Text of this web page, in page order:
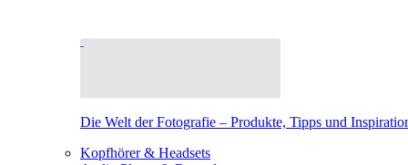
Die Welt der Fotografie – Produkte, Tipps und
Kopfhörer & Headsets